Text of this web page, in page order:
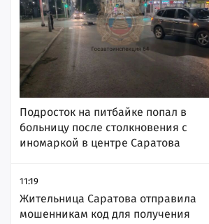
Подросток на питбайке попал в
больницу после столкновения с
иномаркой в центре Саратова
11:19
Жительница Саратова отправила
мошенникам код для получения